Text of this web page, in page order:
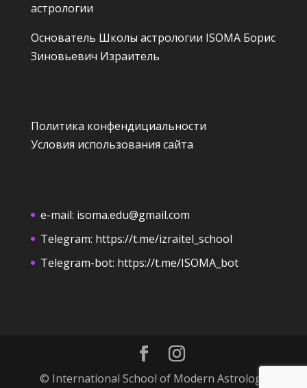
астрологии
Основатель Школы астрологии ISOMA Борис
Зиновьевич Израитель
Политика конфендициальности
Условия использования сайта
e-mail: isoma.edu@gmail.com
Telegram: https://t.me/izraitel_school
Telegram-bot: https://t.me/ISOMA_bot
© International School of Modern Astrology